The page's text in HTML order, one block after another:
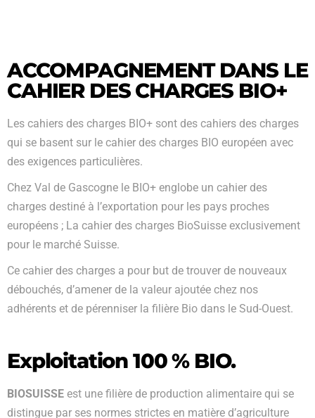
ACCOMPAGNEMENT DANS LE
CAHIER DES CHARGES BIO+
Les cahiers des charges BIO+ sont des cahiers des charges
qui se basent sur le cahier des charges BIO européen avec
des exigences particulières.
Chez Val de Gascogne le BIO+ englobe un cahier des
charges destiné à l’exportation pour les pays proches
européens ; La cahier des charges BioSuisse exclusivement
pour le marché Suisse.
Ce cahier des charges a pour but de trouver de nouveaux
débouchés, d’amener de la valeur ajoutée chez nos
adhérents et de pérenniser la filière Bio dans le Sud-Ouest.
Exploitation 100 % BIO.
BIOSUISSE est une filière de production alimentaire qui se
distingue par ses normes strictes en matière d’agriculture